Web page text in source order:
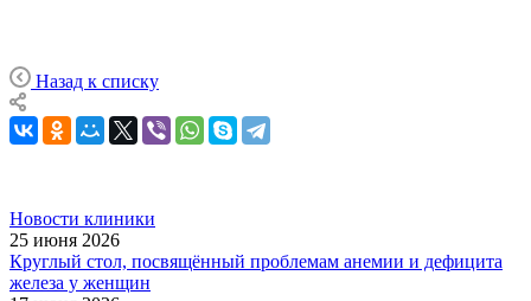
Назад к списку
Новости клиники
25 июня 2026
Круглый стол, посвящённый проблемам анемии и дефицита
железа у женщин